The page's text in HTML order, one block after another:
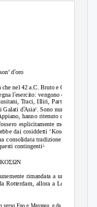
d’oro
nel 42 a.C. Bruto e Cas-
l’esercito: vengono così
Traci, Illiri, Partini,
Galati d’Asia1. Sono nume-
hanno ritenuto che
esplicitamente men-
dai cosiddetti ‘Koson’
consolidata tradizione di
contingenti2.
KOΣΩN
rimandata a una
Rotterdam, allora a Lou-